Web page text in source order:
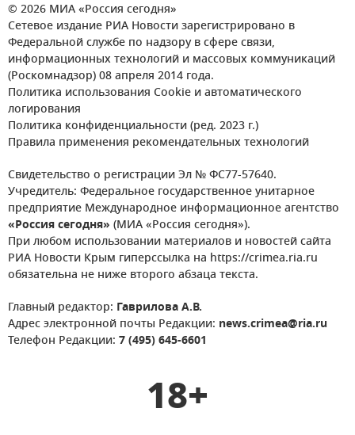
© 2026 МИА «Россия сегодня»
Сетевое издание РИА Новости зарегистрировано в
Федеральной службе по надзору в сфере связи,
информационных технологий и массовых коммуникаций
(Роскомнадзор) 08 апреля 2014 года.
Политика использования Cookie и автоматического
логирования
Политика конфиденциальности (ред. 2023 г.)
Правила применения рекомендательных технологий
Свидетельство о регистрации Эл № ФС77-57640.
Учредитель: Федеральное государственное унитарное
предприятие Международное информационное агентство
«Россия сегодня» (МИА «Россия сегодня»).
При любом использовании материалов и новостей сайта
РИА Новости Крым гиперссылка на https://crimea.ria.ru
обязательна не ниже второго абзаца текста.
Главный редактор: Гаврилова А.В.
Адрес электронной почты Редакции: news.crimea@ria.ru
Телефон Редакции: 7 (495) 645-6601
18+